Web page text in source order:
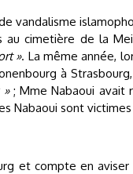
vandalisme
cimetière de la
». La même année,
à Strasbourg,
»; Mme Nabaoui avait
Nabaoui sont victimes
et compte en